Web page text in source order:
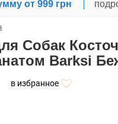
от 999 грн
Собак
Barksi
в избранное